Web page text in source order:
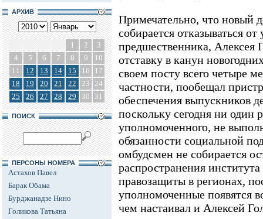
АРХИВ
1 2
3
4
5 6 7 8 9
10
11
12 13 14 15 16
17
18
19 20 21 22 23 24
25
26 27 28 29 30 31
ПОИСК
ПЕРСОНЫ НОМЕРА
Астахов Павел
Барак Обама
Бурджанадзе Нино
Голикова Татьяна
Примечательно, что новый
собирается отказываться
предшественника, Алексея
отставку в канун
своем посту всего четыре
частности, пообещал
обеспечения выпускников
поскольку сегодня ни
уполномоченного, не
обязанности социальной
омбудсмен не собирается
распространения
правозащиты в регионах,
уполномоченные появятся
чем настаивал и Алексей